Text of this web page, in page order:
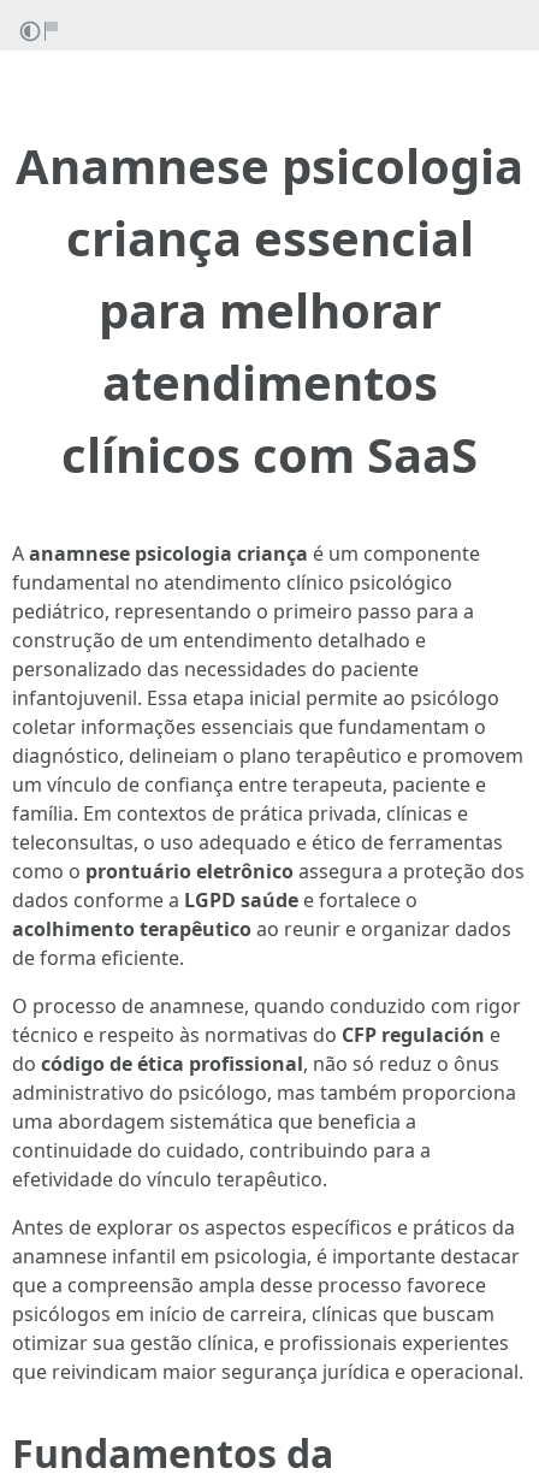
Anamnese psicologia
criança essencial
para melhorar
atendimentos
clínicos com SaaS
Aanamnese psicologia criança é um componente
fundamental no atendimento clínico psicológico
pediátrico, representando o primeiro passo para a
construção de um entendimento detalhado e
personalizado das necessidades do paciente
infantojuvenil. Essa etapa inicial permite ao psicólogo
coletar informações essenciais que fundamentam o
diagnóstico, delineiam o plano terapêutico e promovem
um vínculo de confiança entre terapeuta, paciente e
família. Em contextos de prática privada, clínicas e
teleconsultas, o uso adequado e ético de ferramentas
como o prontuário eletrônicoassegura a proteção dos
dados conforme a LGPD saúde e fortalece o
acolhimento terapêuticoao reunir e organizar dados
de forma eficiente.
O processo de anamnese, quando conduzido com rigor
técnico e respeito às normativas do CFP regulación e
do código de ética profissional, não só reduz o ônus
administrativo do psicólogo, mas também proporciona
uma abordagem sistemática que beneficia a
continuidade do cuidado, contribuindo para a
efetividade do vínculo terapêutico.
Antes de explorar os aspectos específicos e práticos da
anamnese infantil em psicologia, é importante destacar
que a compreensão ampla desse processo favorece
psicólogos em início de carreira, clínicas que buscam
otimizar sua gestão clínica, e profissionais experientes
que reivindicam maior segurança jurídica e operacional.
Fundamentos da